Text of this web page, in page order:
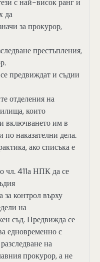
с най-висок ранг и
да
за прокурор,
престъпления,
предвиждат и съдии
отделения на
които
включването им в
по наказателни дела.
ако списъка е
чл. 411а НПК да се
за контрол върху
на
съд. Предвижда се
едновременно с
на
прокурор, а не